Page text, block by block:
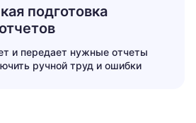
подготовка
и передает нужные отчеты
ручной труд и ошибки